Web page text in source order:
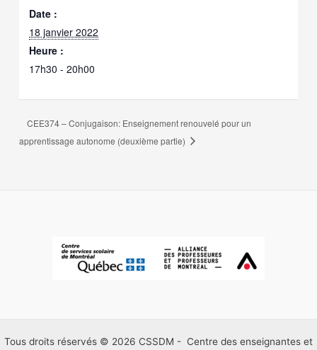
Date :
18 janvier 2022
Heure :
17h30 - 20h00
CEE374 – Conjugaison: Enseignement renouvelé pour un
apprentissage autonome (deuxième partie)
Tous droits réservés © 2026 CSSDM - Centre des enseignantes et